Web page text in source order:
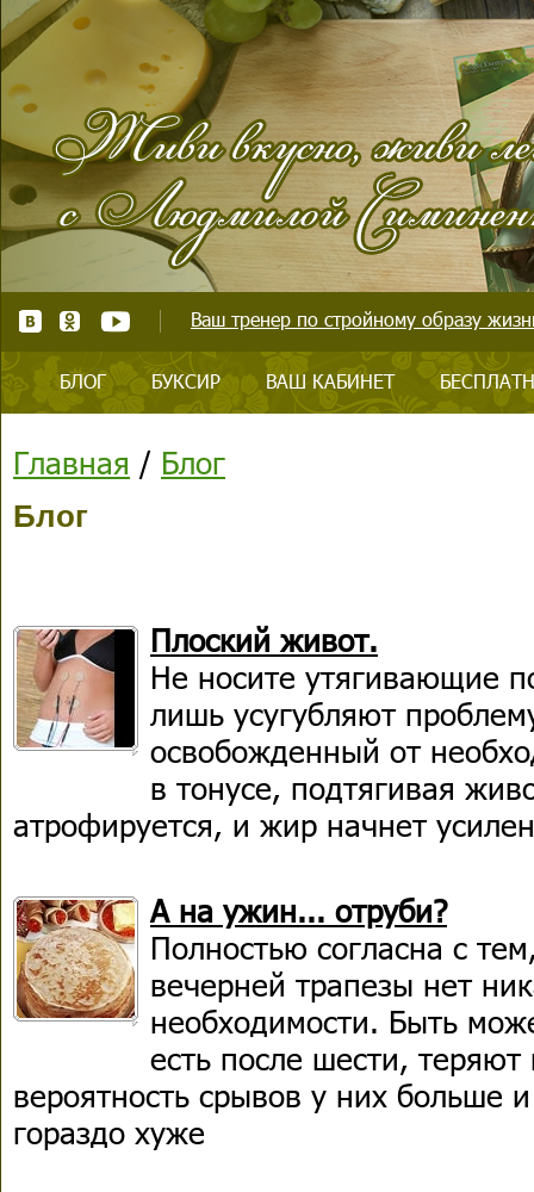
Ваш тренер по стройному образу
БЛОГ БУКСИР ВАШ КАБИНЕТ
Главная / Блог
Блог
Плоский живот.
Не носите утягивающие
лишь усугубляют
освобожденный от
в тонусе, подтягивая
атрофируется, и жир начнет
А на ужин... отруби?
Полностью согласна с
вечерней трапезы нет
необходимости. Быть
есть после шести,
вероятность срывов у них больше
гораздо хуже